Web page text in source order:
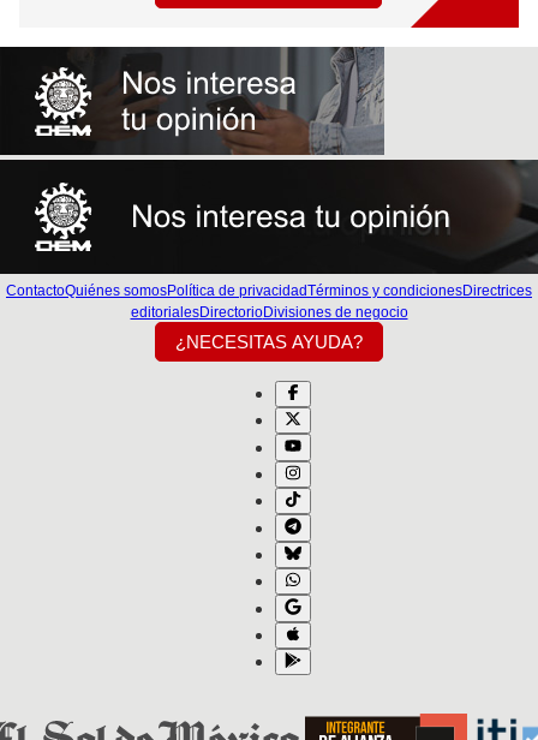
ContactoQuiénes somosPolítica de privacidadTérminos y condicionesDirectrices
editorialesDirectorioDivisiones de negocio
¿NECESITAS AYUDA?